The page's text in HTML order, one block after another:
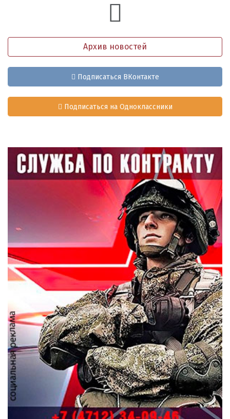
Архив новостей
Подписаться ВКонтакте
Подписаться на Одноклассники